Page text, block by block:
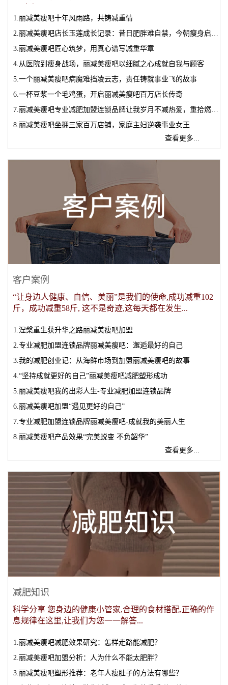
1.丽减美瘦吧十年风雨路，共铸减重情
3.丽减美瘦吧匠心筑梦，用真心谱写减重华章
4.从医院到瘦身战场，丽减美瘦吧以细腻之心成就自我与顾客
5.一个丽减美瘦吧病魔难挡凌云志，责任铸就事业飞的故事
6.一杯豆浆一个毛鸡蛋，开启丽减美瘦吧百万店长传奇
8.丽减美瘦吧坐拥三家百万店铺，家庭主妇逆袭事业女王
查看更多...
客户案例
“让身边人健康、自信、美丽”是我们的使命,成功减重102
斤，成功减重58斤, 这不是奇迹,这每天都在发生...
1.涅槃重生获升华之路丽减美瘦吧加盟
2.专业减肥加盟连锁品牌丽减美瘦吧：邂逅最好的自己
3.我的减肥创业记：从海鲜市场到加盟丽减美瘦吧的故事
4.“坚持成就更好的自己”丽减美瘦吧减肥塑形成功
5.丽减美瘦吧我的出彩人生-专业减肥加盟连锁品牌
6.丽减美瘦吧加盟“遇见更好的自己”
7.专业减肥加盟连锁品牌丽减美瘦吧-成就我的美丽人生
8.丽减美瘦吧产品效果“完美蜕变 不负韶华”
查看更多...
减肥知识
科学分享 您身边的健康小管家,合理的食材搭配,正确的作
息规律在这里,让我们为您一一解答...
1.丽减美瘦吧减肥效果研究：怎样走路能减肥？
2.丽减美瘦吧加盟分析：人为什么不能太肥胖？
3.丽减美瘦吧塑形推荐：老年人瘦肚子的方法有哪些？